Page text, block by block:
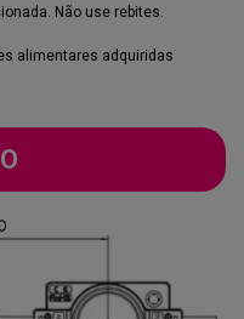
Não use rebites.
alimentares adquiridas